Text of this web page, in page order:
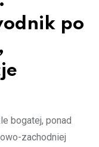
po
bogatej, ponad
zachodniej